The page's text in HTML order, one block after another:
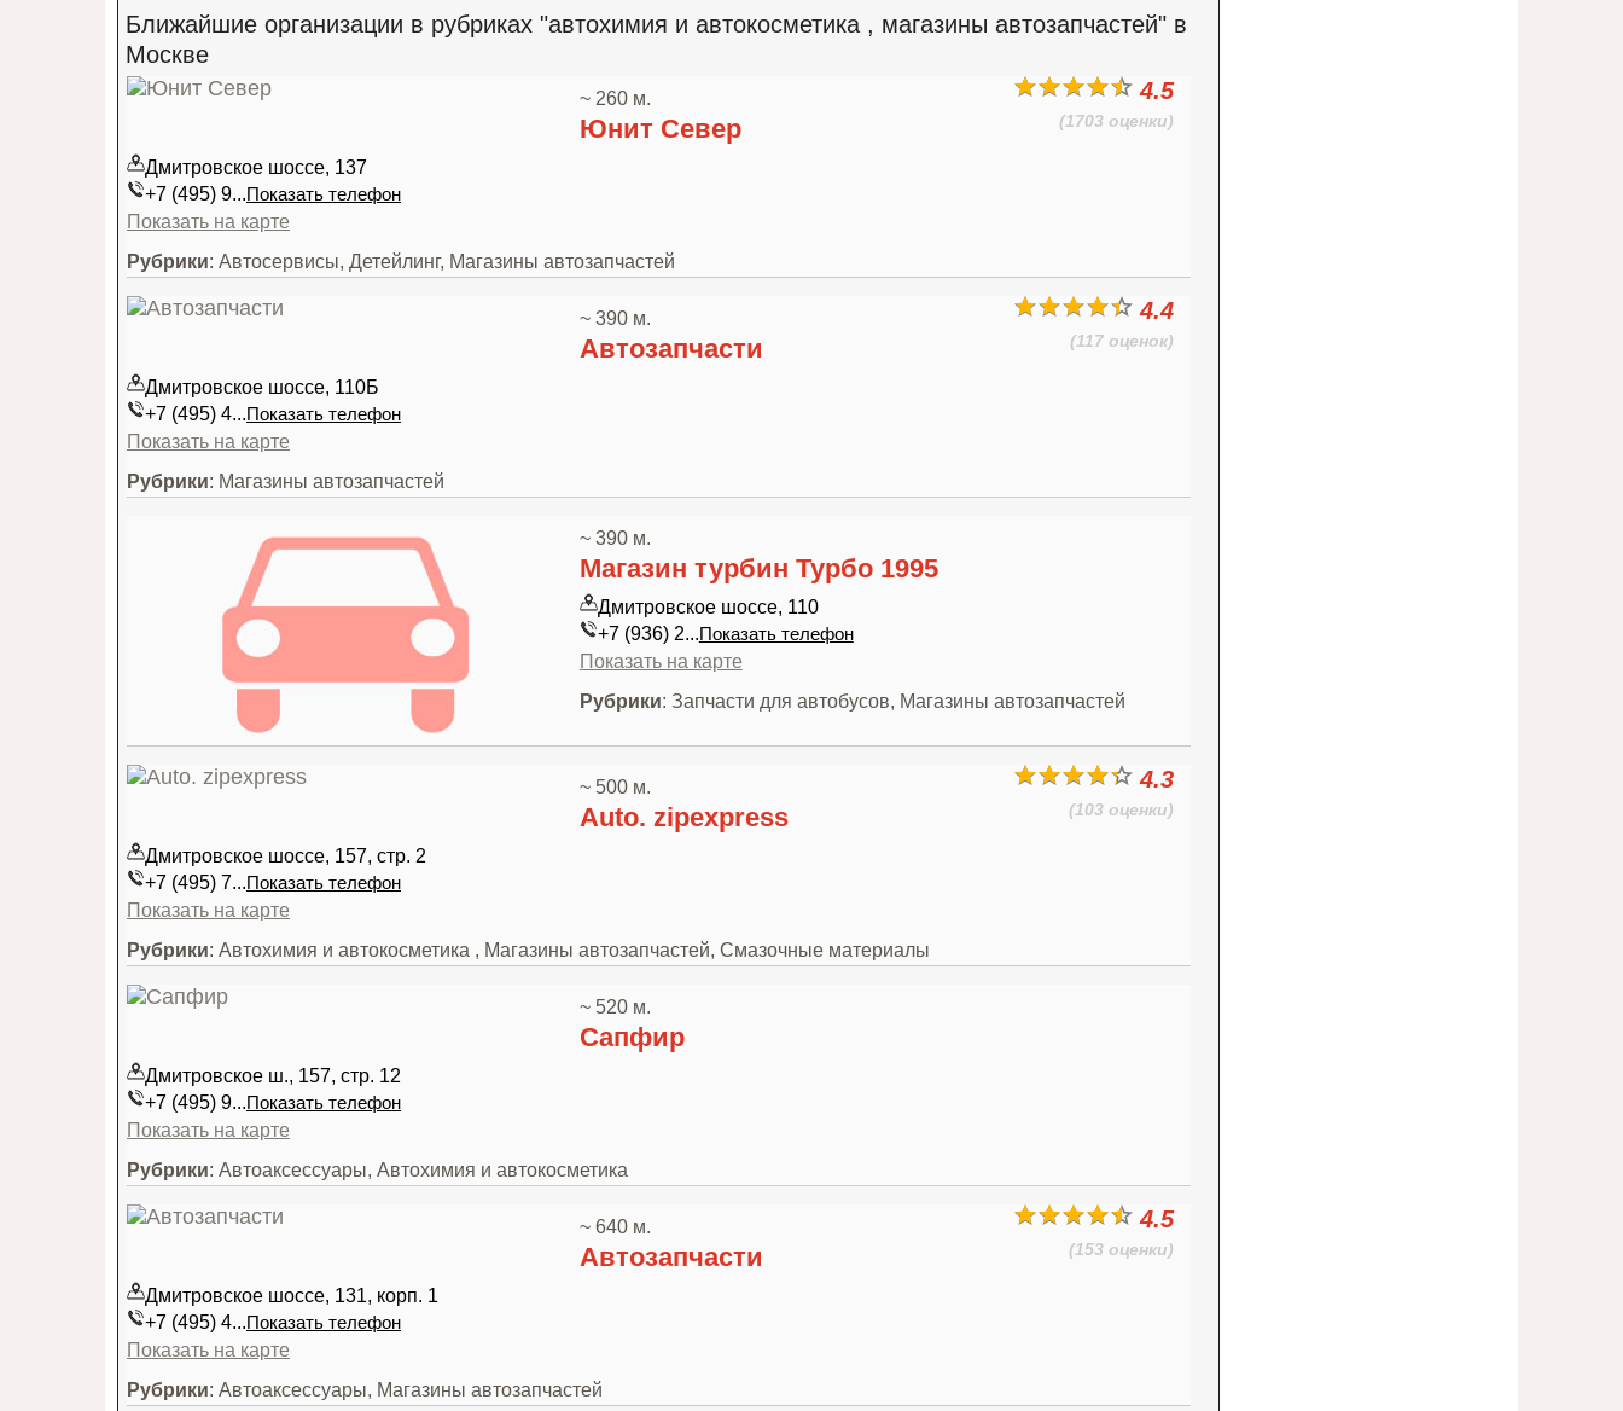
Ближайшие организации в рубриках "автохимия и автокосметика , магазины автозапчастей" в
Москве
4.5
(1703 оценки)
~ 260 м.
Юнит Север
Дмитровское шоссе, 137
+7 (495) 9...Показать телефон
Показать на карте
Рубрики: Автосервисы, Детейлинг, Магазины автозапчастей
4.4
(117 оценок)
~ 390 м.
Автозапчасти
Дмитровское шоссе, 110Б
+7 (495) 4...Показать телефон
Показать на карте
Рубрики: Магазины автозапчастей
~ 390 м.
Магазин турбин Турбо 1995
Дмитровское шоссе, 110
+7 (936) 2...Показать телефон
Показать на карте
Рубрики: Запчасти для автобусов, Магазины автозапчастей
4.3
(103 оценки)
~ 500 м.
Auto. zipexpress
Дмитровское шоссе, 157, стр. 2
+7 (495) 7...Показать телефон
Показать на карте
Рубрики: Автохимия и автокосметика , Магазины автозапчастей, Смазочные материалы
~ 520 м.
Сапфир
Дмитровское ш., 157, стр. 12
+7 (495) 9...Показать телефон
Показать на карте
Рубрики: Автоаксессуары, Автохимия и автокосметика
4.5
(153 оценки)
~ 640 м.
Автозапчасти
Дмитровское шоссе, 131, корп. 1
+7 (495) 4...Показать телефон
Показать на карте
Рубрики: Автоаксессуары, Магазины автозапчастей